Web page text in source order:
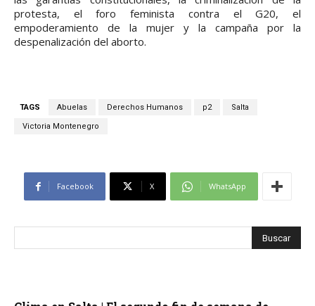
protesta, el foro feminista contra el G20, el
empoderamiento de la mujer y la campaña por la
despenalización del aborto.
TAGS Abuelas Derechos Humanos p2 Salta
Victoria Montenegro
Facebook X WhatsApp